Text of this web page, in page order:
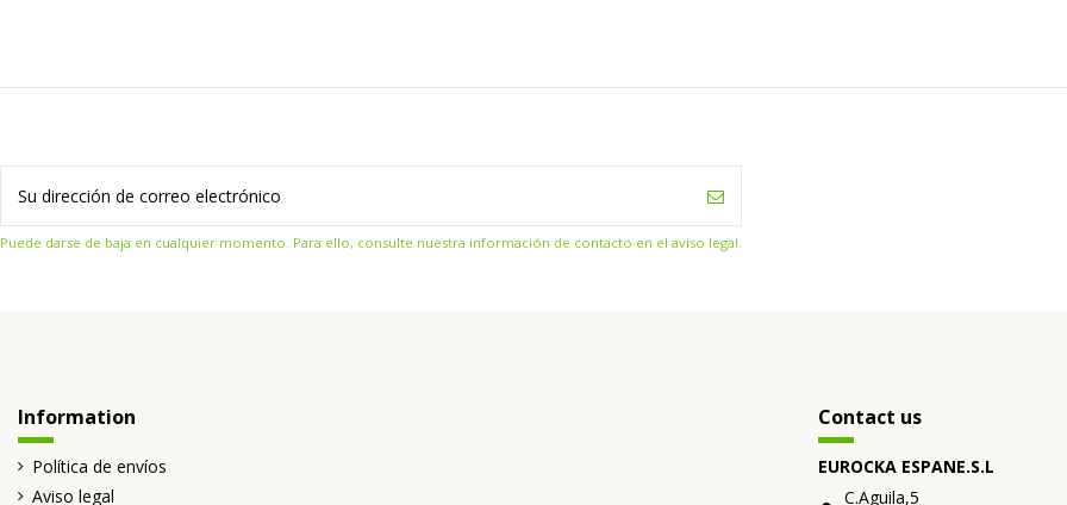
Puede darse de baja en cualquier momento. Para ello, consulte nuestra información de contacto en el aviso legal.
Information
Política de envíos
Aviso legal
Contact us
EUROCKA ESPANE.S.L
C.Aguila,5